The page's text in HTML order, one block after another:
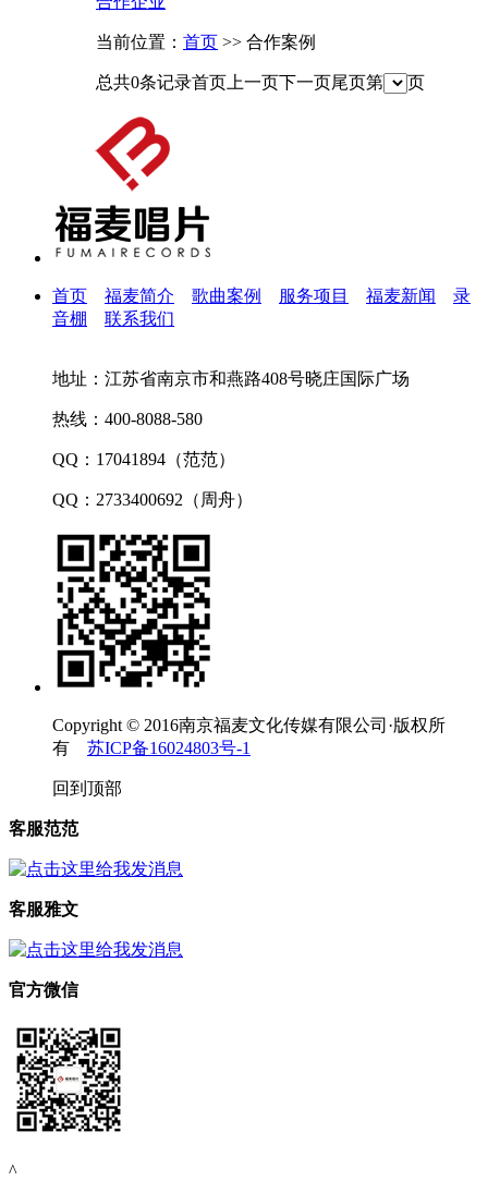
当前位置： 首页 >> 合作案例
总共0条记录首页 上一页下一页尾页第 页
首页 福麦简介 歌曲案例 服务项目 福麦新闻
录
音棚
联系我们
地址：江苏省南京市和燕路408号晓庄国际广场
热线：400-8088-580
QQ：17041894（范范）
QQ：2733400692（周舟）
Copyright © 2016南京福麦文化传媒有限公司·版权所
有 苏ICP备16024803号-1
回到顶部
客服范范
客服雅文
官方微信
^